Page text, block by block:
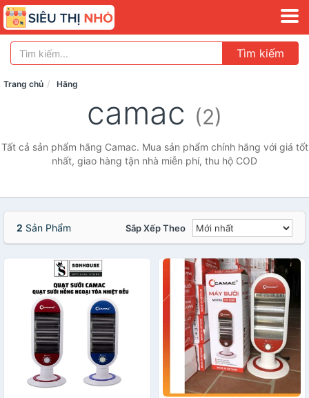
Tìm kiếm
Trang chủ Hãng
camac (2)
Tất cả sản phẩm hãng Camac. Mua sản phẩm chính hãng với giá tốt
nhất, giao hàng tận nhà miễn phí, thu hộ COD
2 Sản Phẩm Sắp Xếp Theo